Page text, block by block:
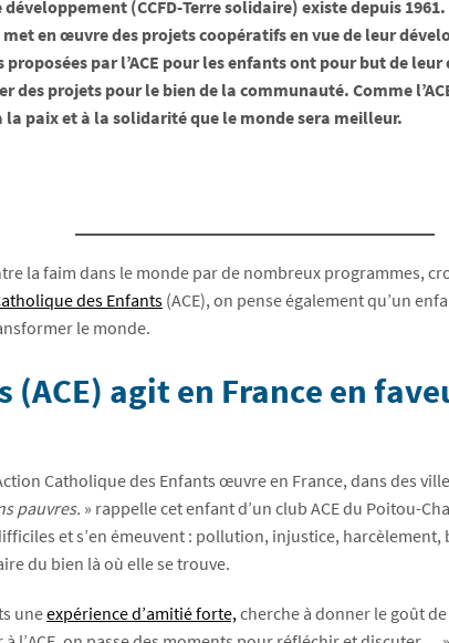
(CCFD-Terre solidaire) existe depuis 1961.
en œuvre des projets coopératifs en vue de leur
par l’ACE pour les enfants ont pour but de
projets pour le bien de la communauté. Comme
la paix et à la solidarité que le monde sera meilleur.
la faim dans le monde par de nombreux programmes,
des Enfants(ACE), on pense également qu’un
le monde.
(ACE) agit en France en
Catholique des Enfants œuvre en France, dans des
pauvres. » rappelle cet enfant d’un club ACE du Poitou-
et s’en émeuvent : pollution, injustice,
du bien là où elle se trouve.
uneexpérience d’amitié forte,cherche à donner le goût